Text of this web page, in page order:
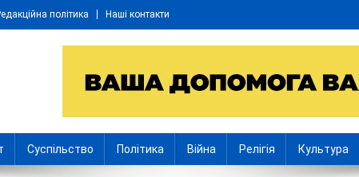
політика Наші контакти
Суспільство Політика Війна Релігія Культура